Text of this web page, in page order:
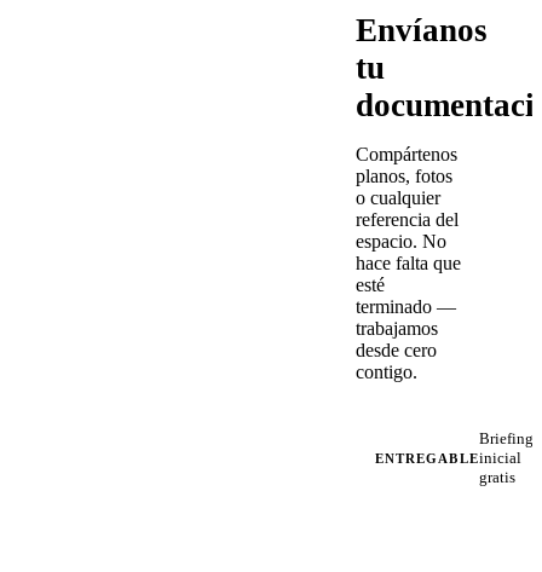
Envíanos
tu
Compártenos
planos, fotos
o cualquier
referencia del
espacio. No
hace falta que
esté
terminado —
trabajamos
desde cero
contigo.
ENTREGABLE
Briefing
inicial
gratis